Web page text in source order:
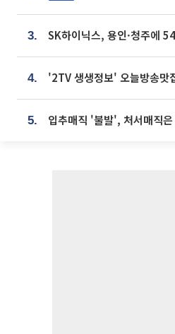
3.
4.
5. 입추매직 '불발', 처서매직